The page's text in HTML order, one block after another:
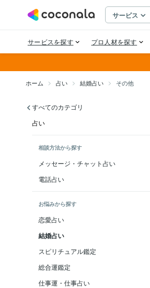
ホーム 占い 結婚占い その他
すべてのカテゴリ
占い
相談方法から探す
メッセージ・チャット占い
電話占い
お悩みから探す
恋愛占い
結婚占い
スピリチュアル鑑定
総合運鑑定
仕事運・仕事占い